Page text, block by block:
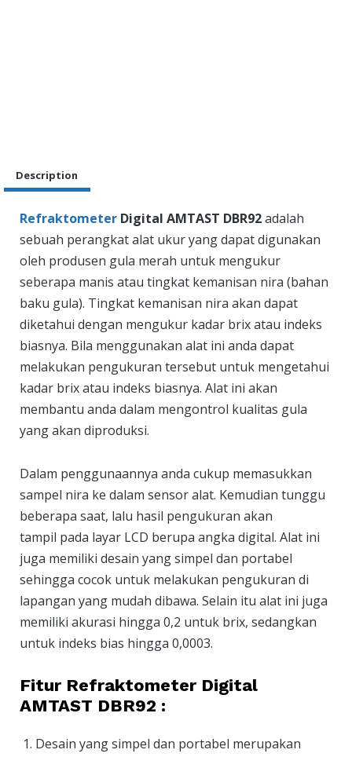
Description
Refraktometer Digital AMTAST DBR92adalah
sebuah perangkat alat ukur yang dapat digunakan
oleh produsen gula merah untuk mengukur
seberapa manis atau tingkat kemanisan nira (bahan
baku gula). Tingkat kemanisan nira akan dapat
diketahui dengan mengukur kadar brix atau indeks
biasnya. Bila menggunakan alat ini anda dapat
melakukan pengukuran tersebut untuk mengetahui
kadar brix atau indeks biasnya. Alat ini akan
membantu anda dalam mengontrol kualitas gula
yang akan diproduksi.
Dalam penggunaannya anda cukup memasukkan
sampel nira ke dalam sensor alat. Kemudian tunggu
beberapa saat, lalu hasil pengukuran akan
tampil pada layar LCD berupa angka digital. Alat ini
juga memiliki desain yang simpel dan portabel
sehingga cocok untuk melakukan pengukuran di
lapangan yang mudah dibawa. Selain itu alat ini juga
memiliki akurasi hingga 0,2 untuk brix, sedangkan
untuk indeks bias hingga 0,0003.
Fitur Refraktometer Digital
AMTAST DBR92 :
Desain yang simpel dan portabel merupakan